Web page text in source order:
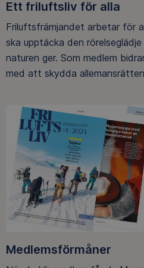
Ett friluftsliv för alla
Friluftsfrämjandet arbetar för
ska upptäcka den
naturen ger. Som medlem
med att skydda
Medlemsförmåner